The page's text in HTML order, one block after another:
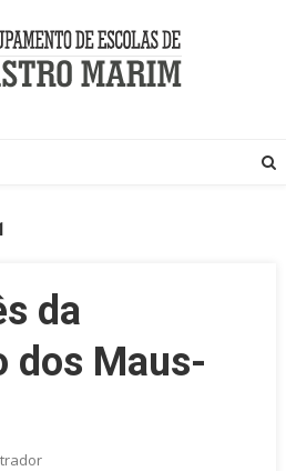
da
dos Maus-